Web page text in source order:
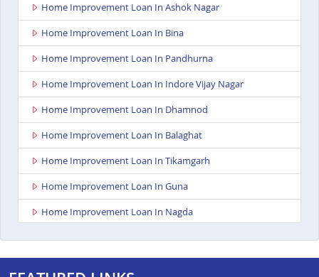
Home Improvement Loan In Ashok Nagar
Home Improvement Loan In Bina
Home Improvement Loan In Pandhurna
Home Improvement Loan In Indore Vijay Nagar
Home Improvement Loan In Dhamnod
Home Improvement Loan In Balaghat
Home Improvement Loan In Tikamgarh
Home Improvement Loan In Guna
Home Improvement Loan In Nagda